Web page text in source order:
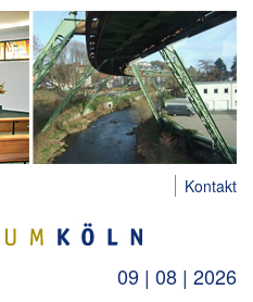
Kontakt
09 | 08 | 2026